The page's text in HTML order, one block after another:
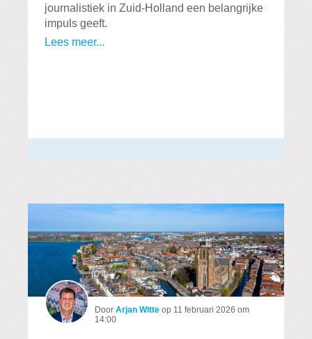
journalistiek in Zuid-Holland een belangrijke
impuls geeft.
Lees meer...
Door Arjan Witte op 11 februari 2026 om
14:00